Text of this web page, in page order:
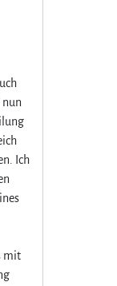
nun
Ich
mit